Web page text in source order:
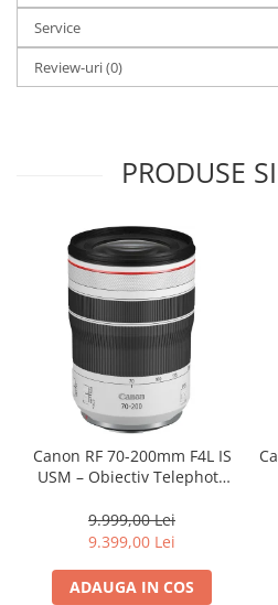
Service
Review-uri(0)
PRODUSE
Canon RF 70-200mm F4L IS
USM – Obiectiv Telephoto
9.999,00 Lei
9.399,00 Lei
ADAUGA IN COS